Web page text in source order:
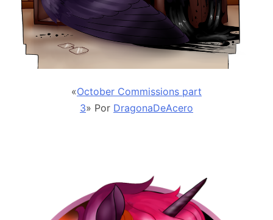
«October Commissions part
3» Por DragonaDeAcero